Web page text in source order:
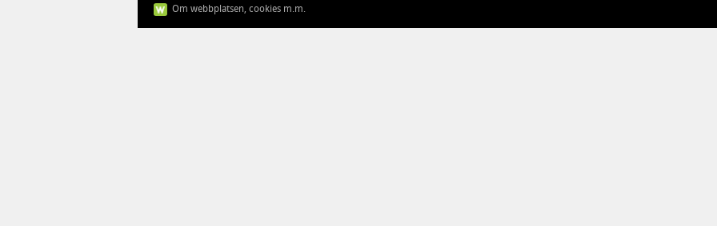
Om webbplatsen, cookies m.m.